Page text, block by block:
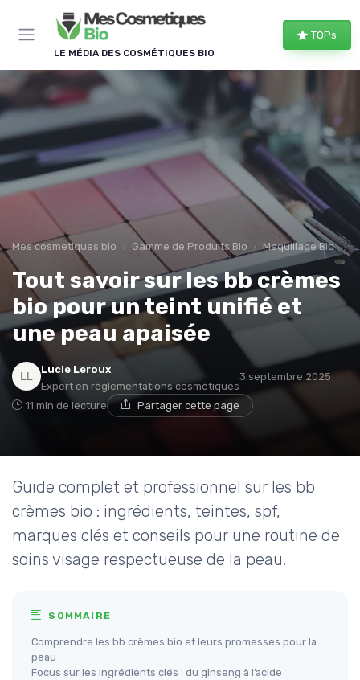
LE MÉDIA DES COSMÉTIQUES BIO
TOPs
Mes cosmetiques bio Gamme de Produits Bio Maquillage Bio
Tout savoir sur les bb crèmes
bio pour un teint unifié et
une peau apaisée
Lucie Leroux
Expert en réglementations cosmétiques
3 septembre 2025
11 min de lecture Partager cette page
Guide complet et professionnel sur les bb
crèmes bio : ingrédients, teintes, spf,
marques clés et conseils pour une routine de
soins visage respectueuse de la peau.
SOMMAIRE
Comprendre les bb crèmes bio et leurs promesses pour la
peau
Focus sur les ingrédients clés : du ginseng à l’acide
Panneau de gestion des cookies